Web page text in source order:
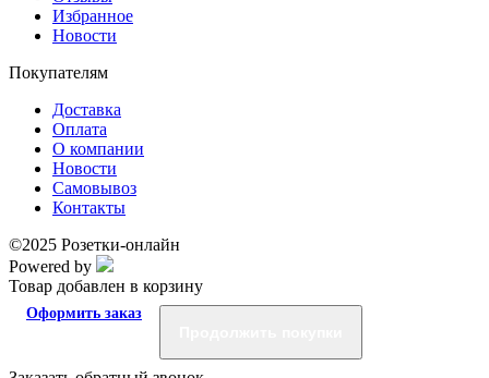
Избранное
Новости
Покупателям
Доставка
Оплата
О компании
Новости
Самовывоз
Контакты
©2025 Розетки-онлайн
Powered by
Товар добавлен в корзину
Оформить заказ